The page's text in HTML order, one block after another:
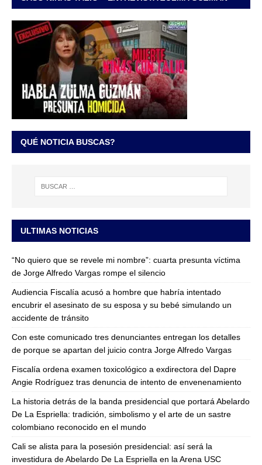
QUÉ NOTICIA BUSCAS?
ULTIMAS NOTICIAS
“No quiero que se revele mi nombre”: cuarta presunta víctima
de Jorge Alfredo Vargas rompe el silencio
Audiencia Fiscalía acusó a hombre que habría intentado
encubrir el asesinato de su esposa y su bebé simulando un
accidente de tránsito
Con este comunicado tres denunciantes entregan los detalles
de porque se apartan del juicio contra Jorge Alfredo Vargas
Fiscalía ordena examen toxicológico a exdirectora del Dapre
Angie Rodríguez tras denuncia de intento de envenenamiento
La historia detrás de la banda presidencial que portará Abelardo
De La Espriella: tradición, simbolismo y el arte de un sastre
colombiano reconocido en el mundo
Cali se alista para la posesión presidencial: así será la
investidura de Abelardo De La Espriella en la Arena USC